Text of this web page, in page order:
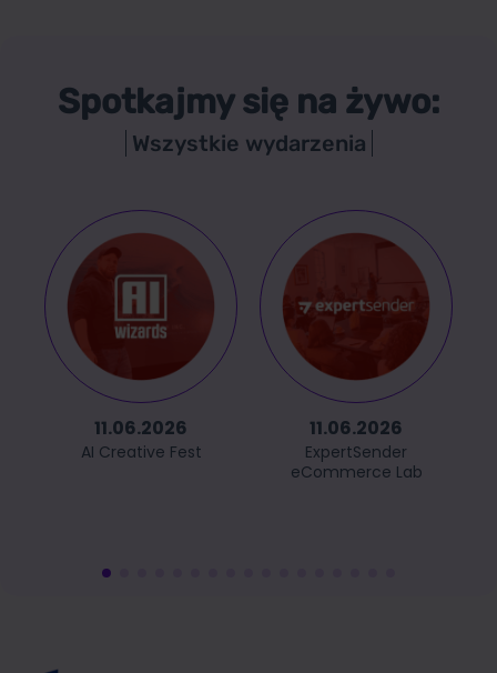
Spotkajmy się na żywo:
Wszystkie wydarzenia
11.06.2026
AI Creative Fest
11.06.2026
ExpertSender
eCommerce Lab